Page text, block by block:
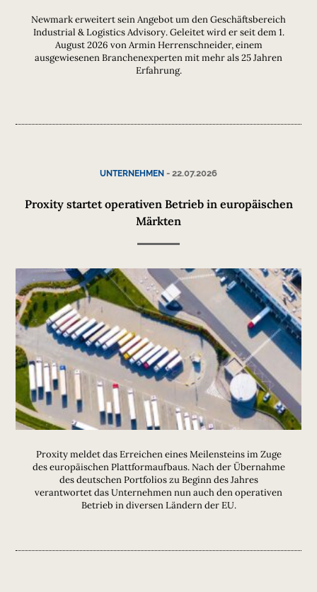
Newmark erweitert sein Angebot um den Geschäftsbereich
Industrial & Logistics Advisory. Geleitet wird er seit dem 1.
August 2026 von Armin Herrenschneider, einem
ausgewiesenen Branchenexperten mit mehr als 25 Jahren
Erfahrung.
UNTERNEHMEN - 22.07.2026
Proxity startet operativen Betrieb in europäischen
Märkten
Proxity meldet das Erreichen eines Meilensteins im Zuge
des europäischen Plattformaufbaus. Nach der Übernahme
des deutschen Portfolios zu Beginn des Jahres
verantwortet das Unternehmen nun auch den operativen
Betrieb in diversen Ländern der EU.